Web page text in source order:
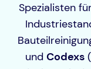
Spezialisten
und Codexs